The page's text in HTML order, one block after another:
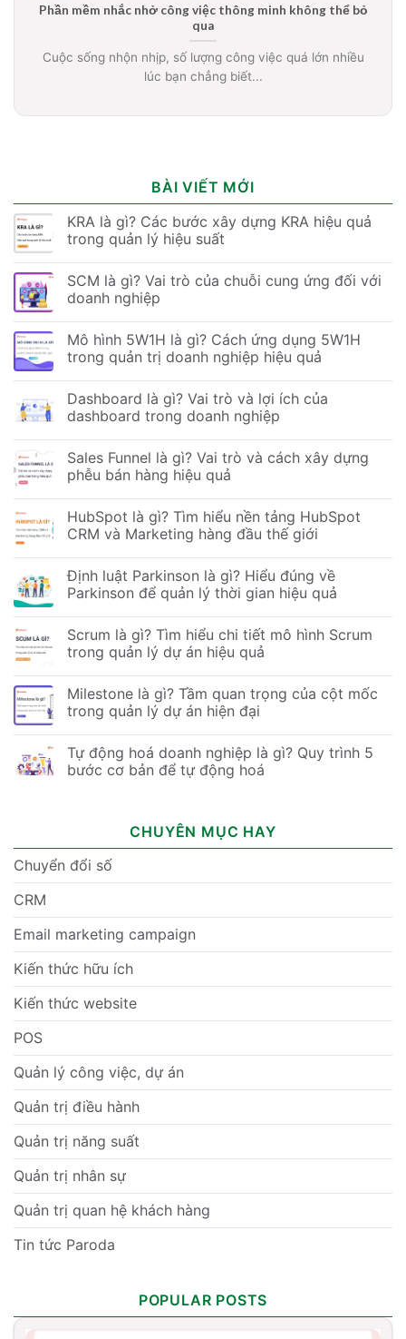
Phần mềm nhắc nhở công việc thông minh không thể bỏ
qua
Cuộc sống nhộn nhịp, số lượng công việc quá lớn nhiều
lúc bạn chẳng biết...
BÀI VIẾT MỚI
KRA là gì? Các bước xây dựng KRA hiệu quả
trong quản lý hiệu suất
SCM là gì? Vai trò của chuỗi cung ứng đối với
doanh nghiệp
Mô hình 5W1H là gì? Cách ứng dụng 5W1H
trong quản trị doanh nghiệp hiệu quả
Dashboard là gì? Vai trò và lợi ích của
dashboard trong doanh nghiệp
Sales Funnel là gì? Vai trò và cách xây dựng
phễu bán hàng hiệu quả
HubSpot là gì? Tìm hiểu nền tảng HubSpot
CRM và Marketing hàng đầu thế giới
Định luật Parkinson là gì? Hiểu đúng về
Parkinson để quản lý thời gian hiệu quả
Scrum là gì? Tìm hiểu chi tiết mô hình Scrum
trong quản lý dự án hiệu quả
Milestone là gì? Tầm quan trọng của cột mốc
trong quản lý dự án hiện đại
Tự động hoá doanh nghiệp là gì? Quy trình 5
bước cơ bản để tự động hoá
CHUYÊN MỤC HAY
Chuyển đổi số
CRM
Email marketing campaign
Kiến thức hữu ích
Kiến thức website
POS
Quản lý công việc, dự án
Quản trị điều hành
Quản trị năng suất
Quản trị nhân sự
Quản trị quan hệ khách hàng
Tin tức Paroda
POPULAR POSTS